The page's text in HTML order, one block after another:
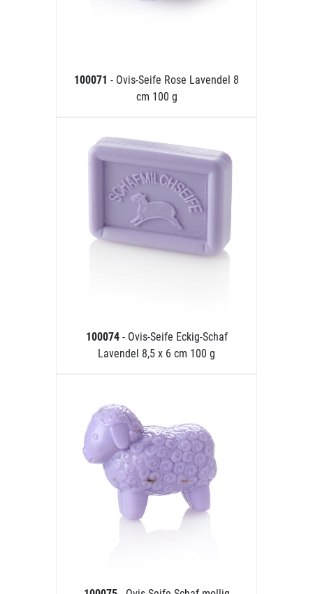
100071 - Ovis-Seife Rose Lavendel 8
cm 100 g
100074 - Ovis-Seife Eckig-Schaf
Lavendel 8,5 x 6 cm 100 g